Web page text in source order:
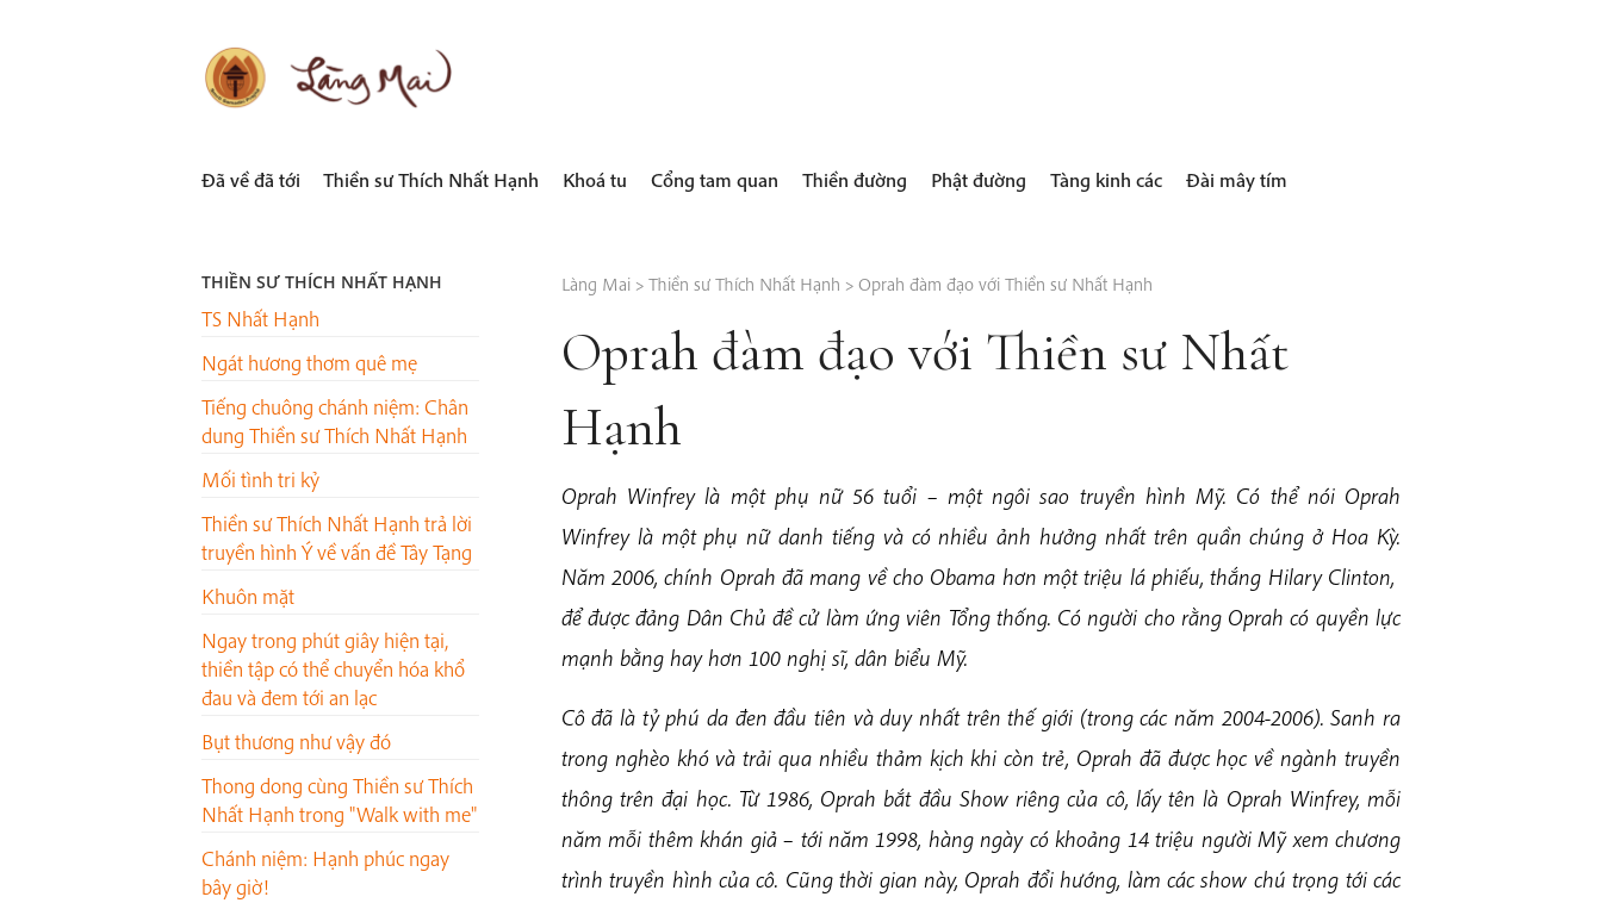
LÀNG MAI
Đã về đã tới Thiền sư Thích Nhất Hạnh Khoá tu Cổng tam quan Thiền đường Phật đường Tàng kinh các Đài mây tím
THIỀN SƯ THÍCH NHẤT HẠNH
TS Nhất Hạnh
Ngát hương thơm quê mẹ
Tiếng chuông chánh niệm: Chân
dung Thiền sư Thích Nhất Hạnh
Mối tình tri kỷ
Thiền sư Thích Nhất Hạnh trả lời
truyền hình Ý về vấn đề Tây Tạng
Khuôn mặt
Ngay trong phút giây hiện tại,
thiền tập có thể chuyển hóa khổ
đau và đem tới an lạc
Bụt thương như vậy đó
Thong dong cùng Thiền sư Thích
Nhất Hạnh trong "Walk with me"
Chánh niệm: Hạnh phúc ngay
bây giờ!
Làng Mai> Thiền sư Thích Nhất Hạnh > Oprah đàm đạo với Thiền sư Nhất Hạnh
Oprah đàm đạo với Thiền sư Nhất
Hạnh
Oprah Winfrey là một phụ nữ 56 tuổi – một ngôi sao truyền hình Mỹ. Có thể nói Oprah
Winfrey là một phụ nữ danh tiếng và có nhiều ảnh hưởng nhất trên quần chúng ở Hoa Kỳ.
Năm 2006, chính Oprah đã mang về cho Obama hơn một triệu lá phiếu, thắng Hilary Clinton,
để được đảng Dân Chủ đề cử làm ứng viên Tổng thống. Có người cho rằng Oprah có quyền lực
mạnh bằng hay hơn 100 nghị sĩ, dân biểu Mỹ.
Cô đã là tỷ phú da đen đầu tiên và duy nhất trên thế giới (trong các năm 2004-2006). Sanh ra
trong nghèo khó và trải qua nhiều thảm kịch khi còn trẻ, Oprah đã được học về ngành truyền
thông trên đại học. Từ 1986, Oprah bắt đầu Show riêng của cô, lấy tên là Oprah Winfrey, mỗi
năm mỗi thêm khán giả – tới năm 1998, hàng ngày có khoảng 14 triệu người Mỹ xem chương
trình truyền hình của cô. Cũng thời gian này, Oprah đổi hướng, làm các show chú trọng tới các